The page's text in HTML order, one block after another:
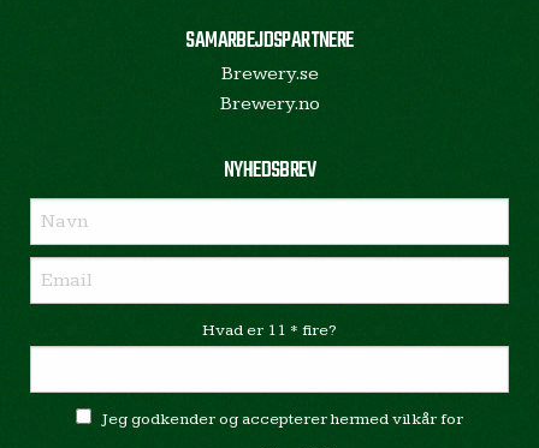
SAMARBEJDSPARTNERE
Brewery.se
Brewery.no
NYHEDSBREV
Hvad er 11 * fire?
Jeg godkender og accepterer hermed vilkår for